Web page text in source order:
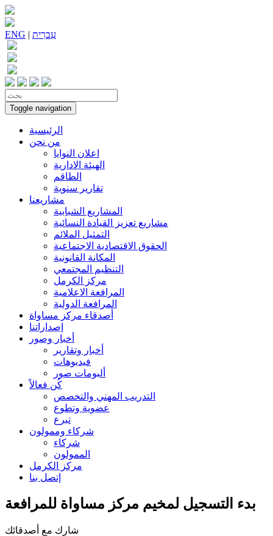
ENG | עִברִית
Toggle navigation
الرئيسية
من نحن
اعلان النوايا
الهيئة الادارية
الطاقم
تقارير سنوية
مشاريعنا
المشاريع الشبابية
مشاريع تعزيز القيادة النسائية
التمثيل الملائم
الحقوق الاقتصادية الاجتماعية
المكانة القانونية
التنظيم المجتمعي
مركز الكرمل
المرافعة الاعلامية
المرافعة الدولية
أصدقاء مركز مساواة
إصداراتنا
أخبار وصور
أخبار وتقارير
فيديوهات
ألبومات صور
كُن فعالاً
التدريب المهني والتخصص
عضوية وتطوع
تبرع
شركاء وممولون
شركاء
الممولون
مركز الكرمل
إتصل بنا
بدء التسجيل لمخيم مركز مساواة للمرافعة
شارك مع أصدقائك